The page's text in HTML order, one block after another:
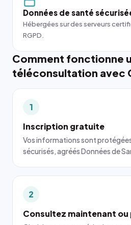
Données de santé
Hébergées sur des serveurs
RGPD.
Comment fonctionne
téléconsultation avec
1
Inscription gratuite
Vos informations sont
sécurisés, agréés Données de
2
Consultez maintenant ou